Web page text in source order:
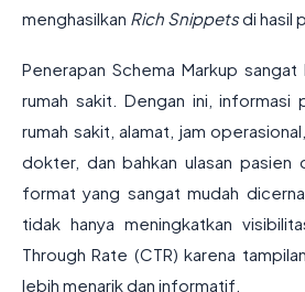
menghasilkan Rich Snippetsdi hasil
Penerapan Schema Markup
rumah sakit. Dengan ini, informasi
rumah sakit, alamat, jam
dokter, dan bahkan ulasan pasien
format yang sangat mudah
tidak hanya meningkatkan
Through Rate (CTR) karena
lebih menarik dan informatif.